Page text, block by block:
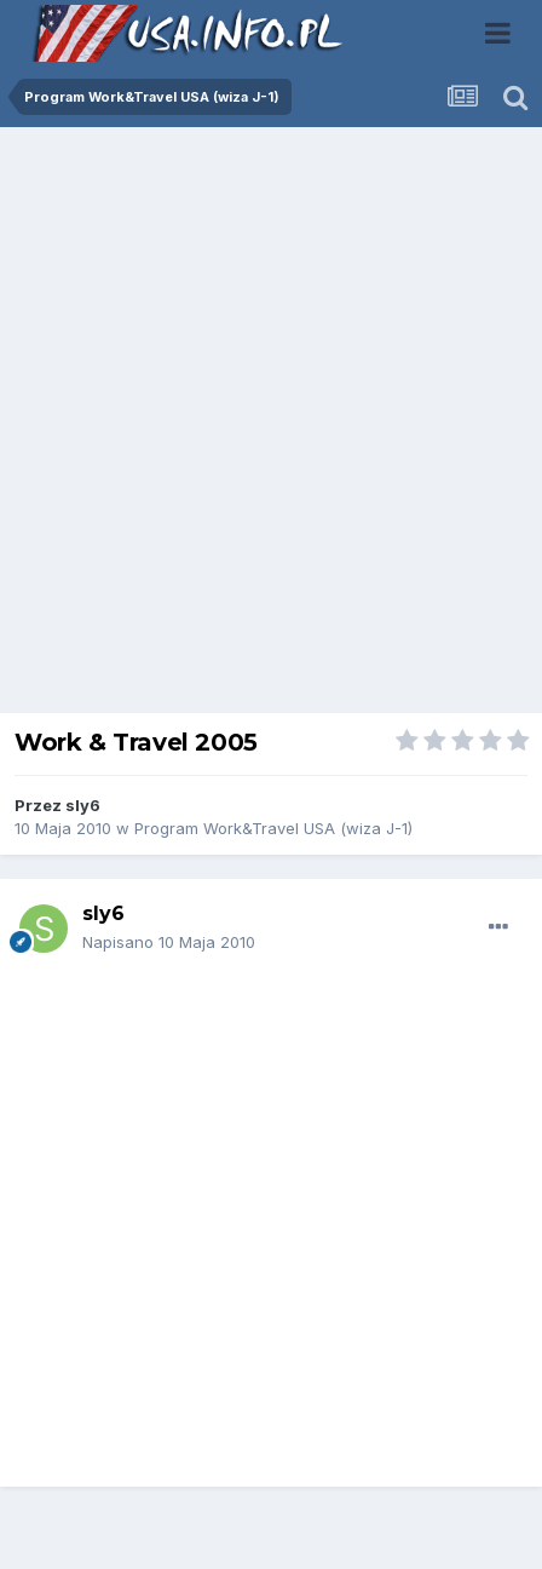
Program Work&Travel USA (wiza J-1)
Work & Travel 2005
Przez sly6
10 Maja 2010 w Program Work&Travel USA (wiza J-1)
sly6
Napisano 10 Maja 2010